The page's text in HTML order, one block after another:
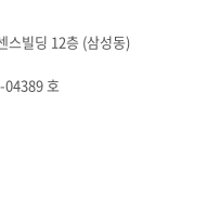
스빌딩 12층 (삼성동)
04389 호